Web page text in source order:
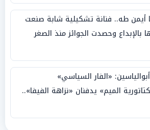
أيمن طه.. فنانة تشكيلية شابة صنعت
بالإبداع وحصدت الجوائز منذ الصغر
«الفار السياسي»
الميم» يدفنان «نزاهة الفيفا»..